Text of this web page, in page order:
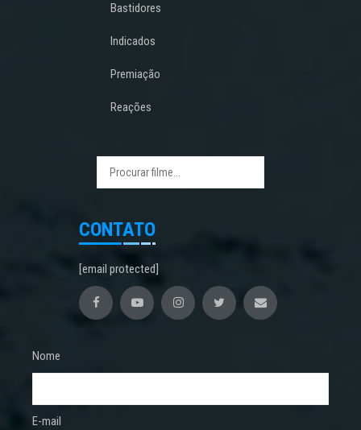
Bastidores
Indicados
Premiação
Reações
CONTATO
[email protected]
Nome
E-mail